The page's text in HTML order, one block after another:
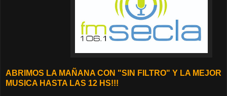
ABRIMOS LA MAÑANA CON "SIN FILTRO" Y LA MEJOR
MUSICA HASTA LAS 12 HS!!!